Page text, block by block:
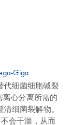
Giga
代细菌细胞碱裂
离心分离所需的
细菌裂解物。
会干涸，从而